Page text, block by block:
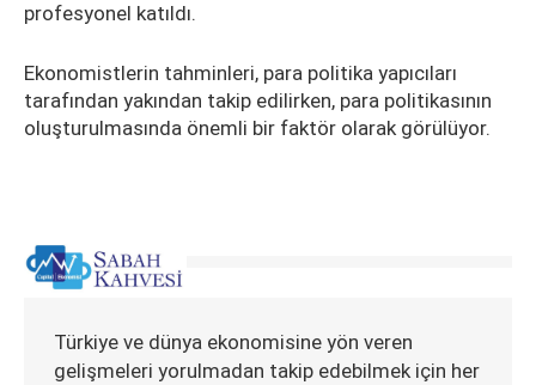
profesyonel katıldı.
Ekonomistlerin tahminleri, para politika yapıcıları
tarafından yakından takip edilirken, para politikasının
oluşturulmasında önemli bir faktör olarak görülüyor.
Türkiye ve dünya ekonomisine yön veren
gelişmeleri yorulmadan takip edebilmek için her